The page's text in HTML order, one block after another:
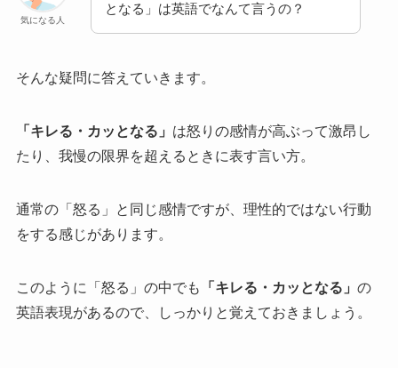
気になる人
となる」は英語でなんて言うの？
そんな疑問に答えていきます。
「キレる・カッとなる」 は怒りの感情が高ぶって激昂し
たり、我慢の限界を超えるときに表す言い方。
通常の「怒る」と同じ感情ですが、理性的ではない行動
をする感じがあります。
このように「怒る」の中でも 「キレる・カッとなる」 の
英語表現があるので、しっかりと覚えておきましょう。